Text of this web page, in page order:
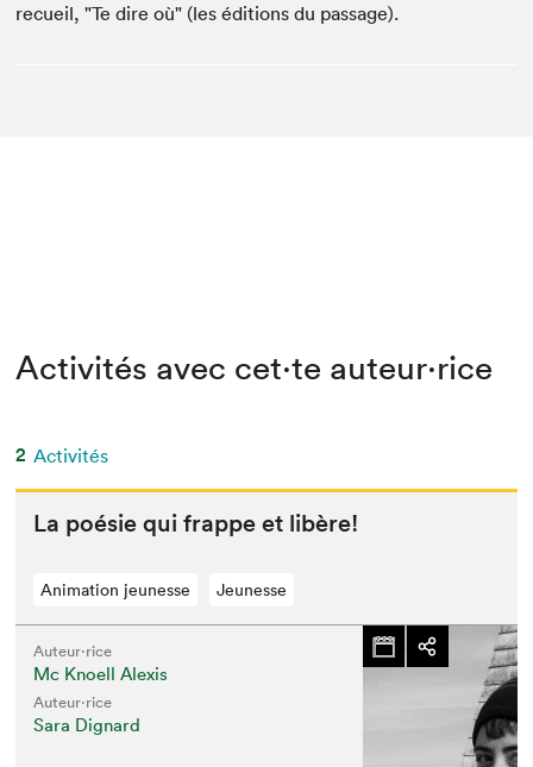
recueil, "Te dire où" (les éditions du passage).
Activités avec cet·te auteur·rice
2 Activités
La poésie qui frappe et libère!
Animation jeunesse Jeunesse
Auteur·rice
Mc Knoell Alexis
Auteur·rice
Sara Dignard